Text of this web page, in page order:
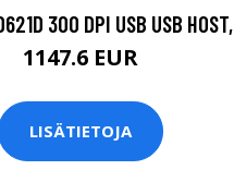
300 DPI USB USB HOST,
1147.6 EUR
LISÄTIETOJA